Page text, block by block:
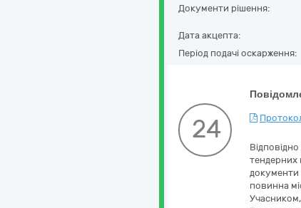
Документи рішення:
Дата акцепта:
Період подачі оскарження:
24
тендерних
документи
повинна